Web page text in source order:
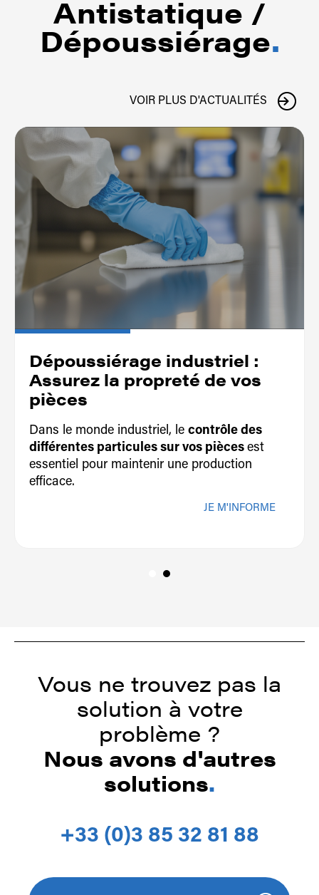
Antistatique /
Dépoussiérage.
VOIR PLUS D'ACTUALITÉS
Dépoussiérage industriel :
Assurez la propreté de vos
pièces
Dans le monde industriel, le contrôle des
différentes particules sur vos pièces est
essentiel pour maintenir une production
efficace.
JE M'INFORME
Vous ne trouvez pas la
solution à votre
problème ?
Nous avons d'autres
solutions.
+33 (0)3 85 32 81 88